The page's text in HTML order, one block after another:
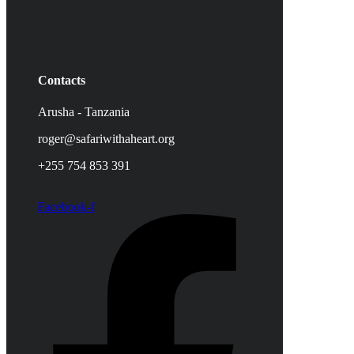
Contacts
Arusha - Tanzania
roger@safariwithaheart.org
+255 754 853 391
Facebook-f